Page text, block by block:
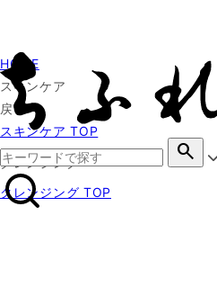
search
HOME
スキンケア
戻る
スキンケア TOP
クレンジング
クレンジング TOP